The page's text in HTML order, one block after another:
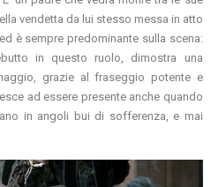
vendetta da lui stesso messa in atto
è sempre predominante sulla scena:
in questo ruolo, dimostra una
grazie al fraseggio potente e
ad essere presente anche quando
in angoli bui di sofferenza, e mai